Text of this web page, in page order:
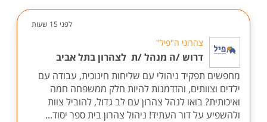
לפני 15 שעות
צהרוני ה"פיל"
דרוש /ה מנהל /ת לצהרון בתל אביב
מחפשים תפקיד ניהולי עם שליחות חינוכית, עבודה עם
ילדים וצוותים, והזדמנות להיות חלק ממשפחה חמה
ואיכותית? בואו לנהל צהרון עם לב גדול, להוביל צוות
ולהשפיע על דור העתיד! ניהול צהרון בית ספר יסוד...